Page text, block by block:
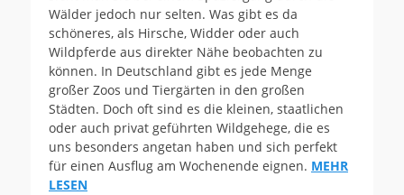
Wälder jedoch nur selten. Was gibt es da
schöneres, als Hirsche, Widder oder auch
Wildpferde aus direkter Nähe beobachten zu
können. In Deutschland gibt es jede Menge
großer Zoos und Tiergärten in den großen
Städten. Doch oft sind es die kleinen, staatlichen
oder auch privat geführten Wildgehege, die es
uns besonders angetan haben und sich perfekt
für einen Ausflug am Wochenende eignen. MEHR
LESEN